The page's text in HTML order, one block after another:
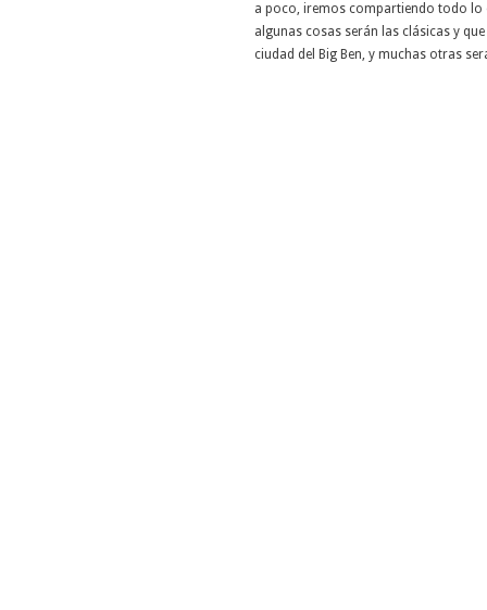
a poco, iremos compartiendo todo lo
algunas cosas serán las clásicas y
ciudad del Big Ben, y muchas otras